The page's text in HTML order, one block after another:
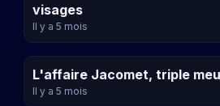
visages
Il y a 5 mois
L'affaire Jacomet, triple
Il y a 5 mois